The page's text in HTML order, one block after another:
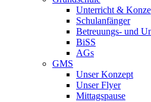
Unterricht &
Schulanfänger
Betreuungs- und
BiSS
AGs
GMS
Unser Konzept
Unser Flyer
Mittagspause